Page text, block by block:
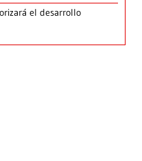
el desarrollo